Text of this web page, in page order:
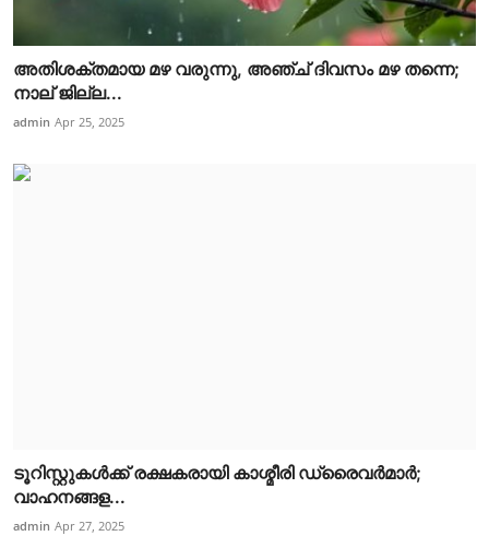
അതിശക്തമായ മഴ വരുന്നു, അഞ്ച് ദിവസം മഴ തന്നെ;
നാല് ജില്ല...
admin Apr 25, 2025
ടൂറിസ്റ്റുകൾക്ക് രക്ഷകരായി കാശ്മീരി ഡ്രൈവർമാർ;
വാഹനങ്ങള...
admin Apr 27, 2025